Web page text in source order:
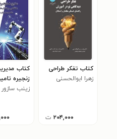
کتاب تفکر طراحی
زهرا ابوالحسنی
۲۰۴,۰۰۰ ت
کتاب
زنجیره
نگاهی بر
زینب سازور